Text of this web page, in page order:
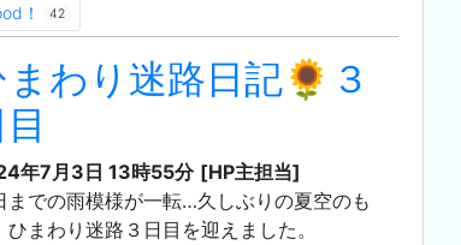
！
42
わり迷路日記🌻３
年7月3日 13時55分 [HP主担当]
までの雨模様が一転…久しぶりの夏空のも
ひまわり迷路３日目を迎えました。